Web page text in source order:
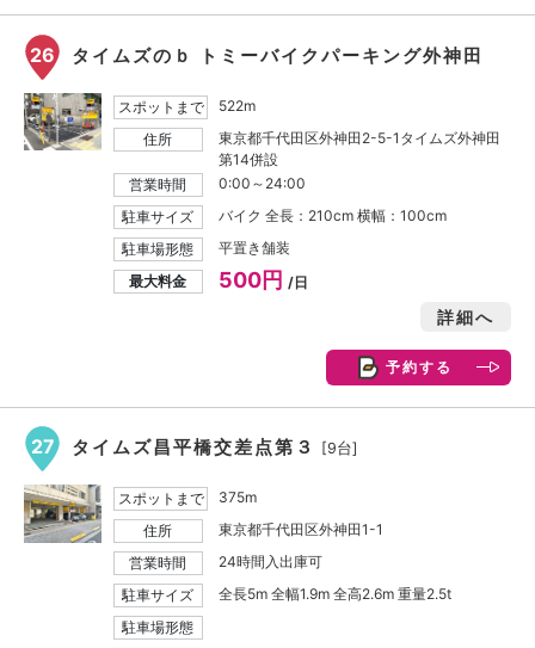
26 タイムズのｂ トミーバイクパーキング外神田
スポットまで
522m
住所
東京都千代田区外神田2-5-1タイムズ外神田
第14併設
営業時間
0:00～24:00
駐車サイズ
バイク 全長：210cm 横幅：100cm
駐車場形態
平置き舗装
最大料金
500円 /日
詳細へ
予約する
27 タイムズ昌平橋交差点第３ [9台]
スポットまで
375m
住所
東京都千代田区外神田1-1
営業時間
24時間入出庫可
駐車サイズ
全長5m 全幅1.9m 全高2.6m 重量2.5t
駐車場形態